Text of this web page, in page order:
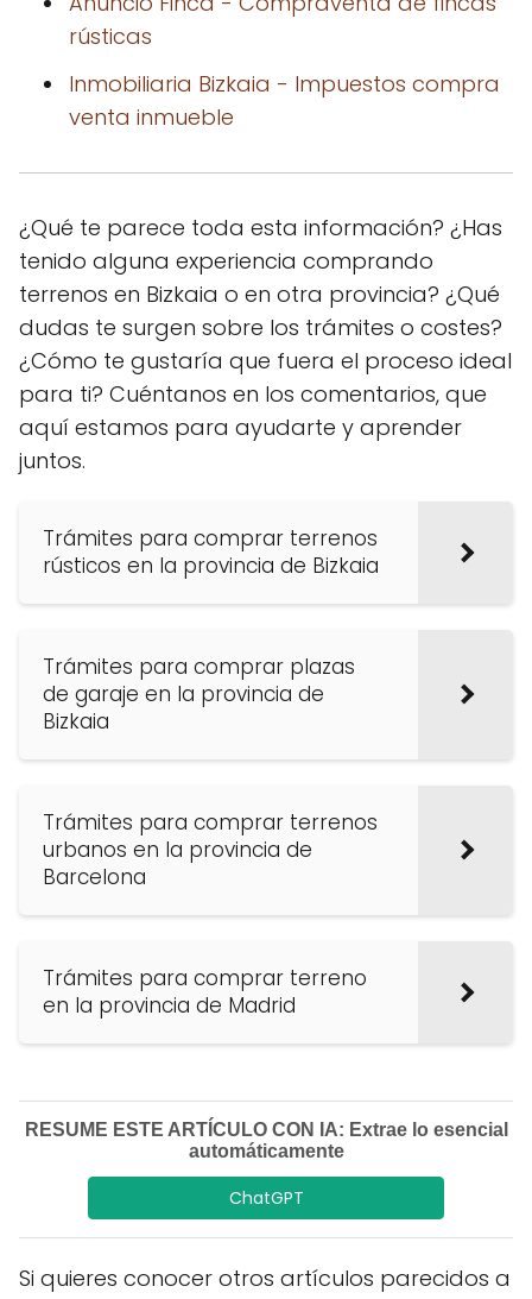
rústicas
Inmobiliaria Bizkaia - Impuestos compra
venta inmueble
¿Qué te parece toda esta información? ¿Has
tenido alguna experiencia comprando
terrenos en Bizkaia o en otra provincia? ¿Qué
dudas te surgen sobre los trámites o costes?
¿Cómo te gustaría que fuera el proceso ideal
para ti? Cuéntanos en los comentarios, que
aquí estamos para ayudarte y aprender
juntos.
Trámites para comprar terrenos
rústicos en la provincia de Bizkaia
Trámites para comprar plazas
de garaje en la provincia de
Bizkaia
Trámites para comprar terrenos
urbanos en la provincia de
Barcelona
Trámites para comprar terreno
en la provincia de Madrid
RESUME ESTE ARTÍCULO CON IA: Extrae lo esencial
automáticamente
ChatGPT
Si quieres conocer otros artículos parecidos a